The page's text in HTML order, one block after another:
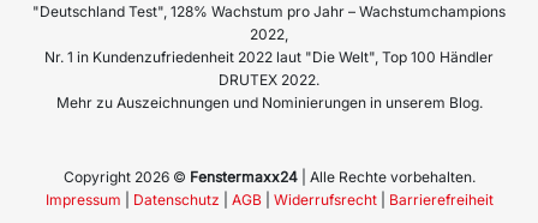
"Deutschland Test", 128% Wachstum pro Jahr – Wachstumchampions
2022,
Nr. 1 in Kundenzufriedenheit 2022 laut "Die Welt", Top 100 Händler
DRUTEX 2022.
Mehr zu Auszeichnungen und Nominierungen in unserem Blog.
Copyright 2026 © Fenstermaxx24| Alle Rechte vorbehalten.
Impressum
Datenschutz AGB| Widerrufsrecht| Barrierefreiheit